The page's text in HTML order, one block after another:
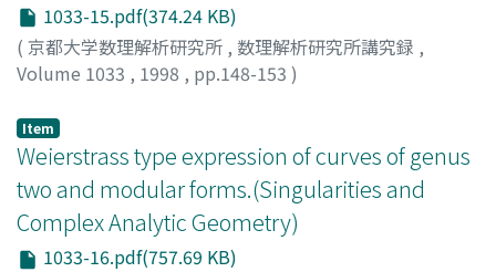
1033-15.pdf(374.24 KB)
( 京都大学数理解析研究所 , 数理解析研究所講究録 ,
Volume 1033 , 1998 , pp.148-153 )
Item
Weierstrass type expression of curves of genus
two and modular forms.(Singularities and
Complex Analytic Geometry)
1033-16.pdf(757.69 KB)